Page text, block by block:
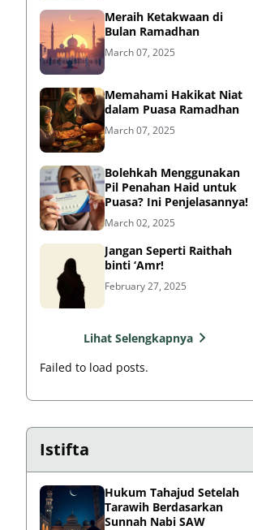
Meraih Ketakwaan di
Bulan Ramadhan
March 07, 2025
Memahami Hakikat Niat
dalam Puasa Ramadhan
March 07, 2025
Bolehkah Menggunakan
Pil Penahan Haid untuk
Puasa? Ini Penjelasannya!
March 02, 2025
Jangan Seperti Raithah
binti ‘Amr!
February 27, 2025
Lihat Selengkapnya
Failed to load posts.
Istifta
Hukum Tahajud Setelah
Tarawih Berdasarkan
Sunnah Nabi SAW